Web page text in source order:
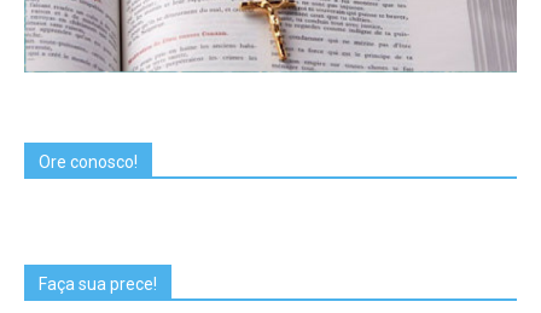
Ore conosco!
Faça sua prece!